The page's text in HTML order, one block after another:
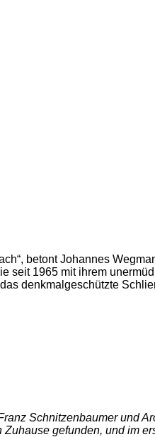
betont Johannes
seit 1965 mit ihrem
denkmalgeschützte
Schnitzenbaumer und
Zuhause gefunden, und im